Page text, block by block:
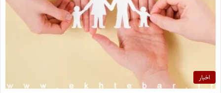
اخبار